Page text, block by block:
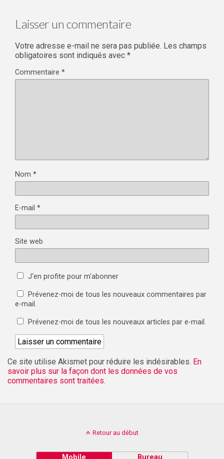
Laisser un commentaire
Votre adresse e-mail ne sera pas publiée. Les champs
obligatoires sont indiqués avec *
Commentaire *
Nom *
E-mail *
Site web
J'en profite pour m'abonner
Prévenez-moi de tous les nouveaux commentaires par
e-mail.
Prévenez-moi de tous les nouveaux articles par e-mail.
Ce site utilise Akismet pour réduire les indésirables. En
savoir plus sur la façon dont les données de vos
commentaires sont traitées.
Retour au début
Mobile Bureau